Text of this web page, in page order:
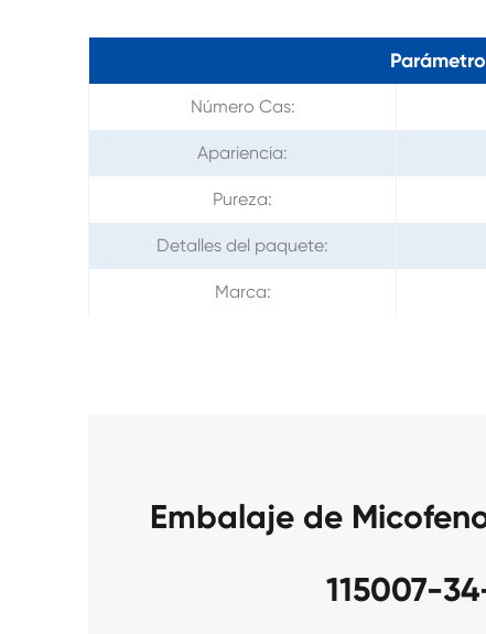
Número Cas:
Apariencia:
Pureza:
Detalles del paquete:
Marca:
Embalaje de
115007-